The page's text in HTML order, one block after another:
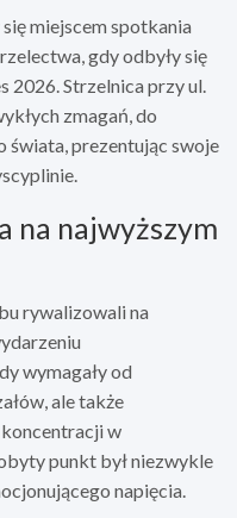
miejscem spotkania
gdy odbyły się
2026. Strzelnica przy ul.
zmagań, do
świata, prezentując swoje
na najwyższym
rywalizowali na
wymagały od
ale także
w
punkt był niezwykle
napięcia.